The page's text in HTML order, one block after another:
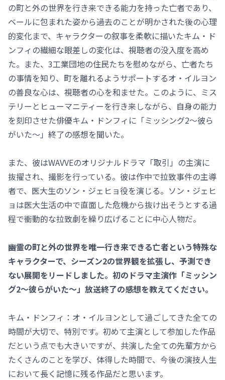
の町と外の世界を行き来できる能力を持った亡者であり、
ベールに包まれた姿から過去のことが明かされた後の心理
的変化まで、キャラクターの叙事を柔軟に描いたキム・ド
ンフィの繊細な眼差しの変化は、視聴者の没入度を高め
た。また、3工業団地の住民たちを慰めながら、亡者たち
の事情を知り、町を離れるようサポートするオ・イルヨン
の善良な心は、視聴者の心を和ませた。このように、ミス
テリーとヒューマニティーを行き来しながら、自身の能力
を刻印させた俳優キム・ドンフィに「ミッシング2～彼ら
がいた～」終了の感想を聞いた。
また、彼はWAVVEのオリジナルドラマ「取引」の主演に
抜擢され、撮影を行っている。彼は作中で拉致事件の主導
者で、医大生のソン・ジェヒョ役を演じる。ソン・ジェヒ
ョは医大生活の中で直面した危機から抜け出そうとする過
程で衝動的な拉致劇を繰り広げることに中心人物だ。
――幽霊の町と外の世界を唯一行き来できる亡者という特殊な
キャラクターで、シーズン2の世界観を拡張し、予測でき
ない展開をリードしました。初のドラマ主演作「ミッシン
グ2～彼らがいた～」放送終了の感想を教えてください。
キム・ドンフィ：オ・イルヨンとして過ごしてきた全ての
時間が大切で、特別です。初めて主演として参加した作品
だという点でも大きいですが、共演した全ての先輩方から
たくさんのことを学び、体得した時間で、今後の演技人生
において長く記憶に残る作品だと思います。